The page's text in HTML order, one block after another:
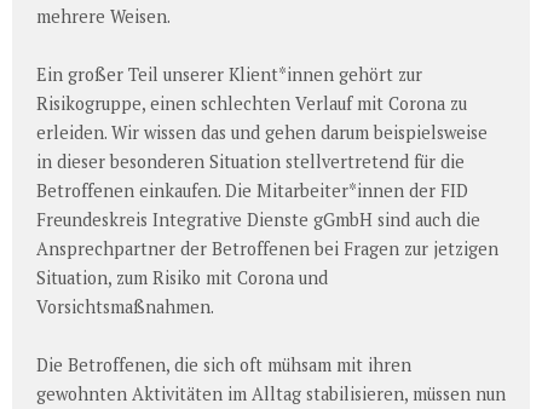
mehrere Weisen.
Ein großer Teil unserer Klient*innen gehört zur
Risikogruppe, einen schlechten Verlauf mit Corona zu
erleiden. Wir wissen das und gehen darum beispielsweise
in dieser besonderen Situation stellvertretend für die
Betroffenen einkaufen. Die Mitarbeiter*innen der FID
Freundeskreis Integrative Dienste gGmbH sind auch die
Ansprechpartner der Betroffenen bei Fragen zur jetzigen
Situation, zum Risiko mit Corona und
Vorsichtsmaßnahmen.
Die Betroffenen, die sich oft mühsam mit ihren
gewohnten Aktivitäten im Alltag stabilisieren, müssen nun